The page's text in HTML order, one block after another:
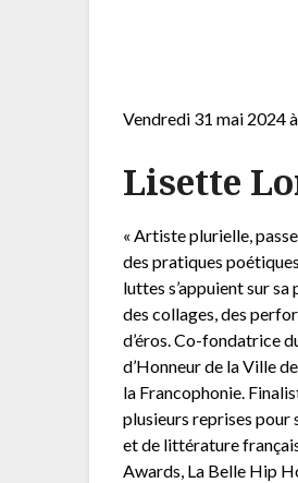
Vendredi 31 mai 2024
Lisette
« Artiste plurielle,
des pratiques
luttes s’appuient sur
des collages, des
d’éros. Co-fondatrice
d’Honneur de la Ville
la Francophonie.
plusieurs reprises pour
et de littérature
Awards, La Belle Hip